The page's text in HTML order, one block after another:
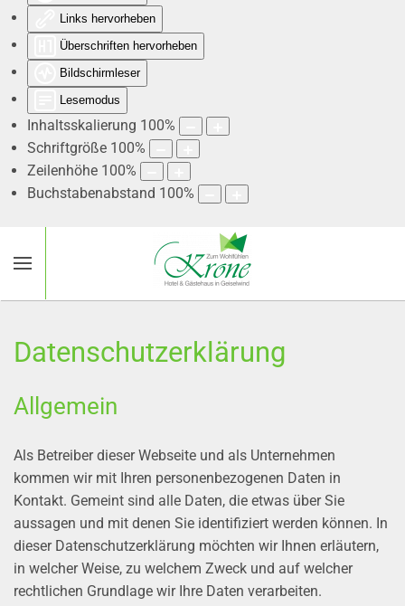
Links hervorheben
Überschriften hervorheben
Bildschirmleser
Lesemodus
Inhaltsskalierung 100%
Schriftgröße 100%
Zeilenhöhe 100%
Buchstabenabstand 100%
Datenschutzerklärung
Allgemein
Als Betreiber dieser Webseite und als Unternehmen
kommen wir mit Ihren personenbezogenen Daten in
Kontakt. Gemeint sind alle Daten, die etwas über Sie
aussagen und mit denen Sie identifiziert werden können. In
dieser Datenschutzerklärung möchten wir Ihnen erläutern,
in welcher Weise, zu welchem Zweck und auf welcher
rechtlichen Grundlage wir Ihre Daten verarbeiten.